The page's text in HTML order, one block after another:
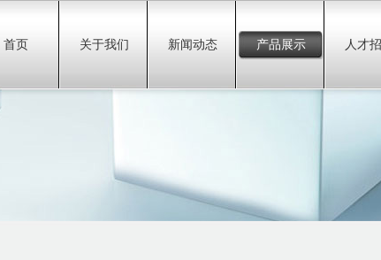
首页 关于我们 新闻动态 产品展示 人才